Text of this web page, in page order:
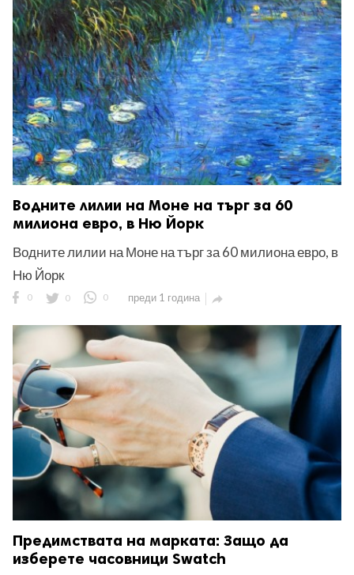
Водните лилии на Моне на търг за 60
милиона евро, в Ню Йорк
Водните лилии на Моне на търг за 60 милиона евро, в
Ню Йорк
0 0 0 преди 1 година 
Предимствата на марката: Защо да
изберете часовници Swatch